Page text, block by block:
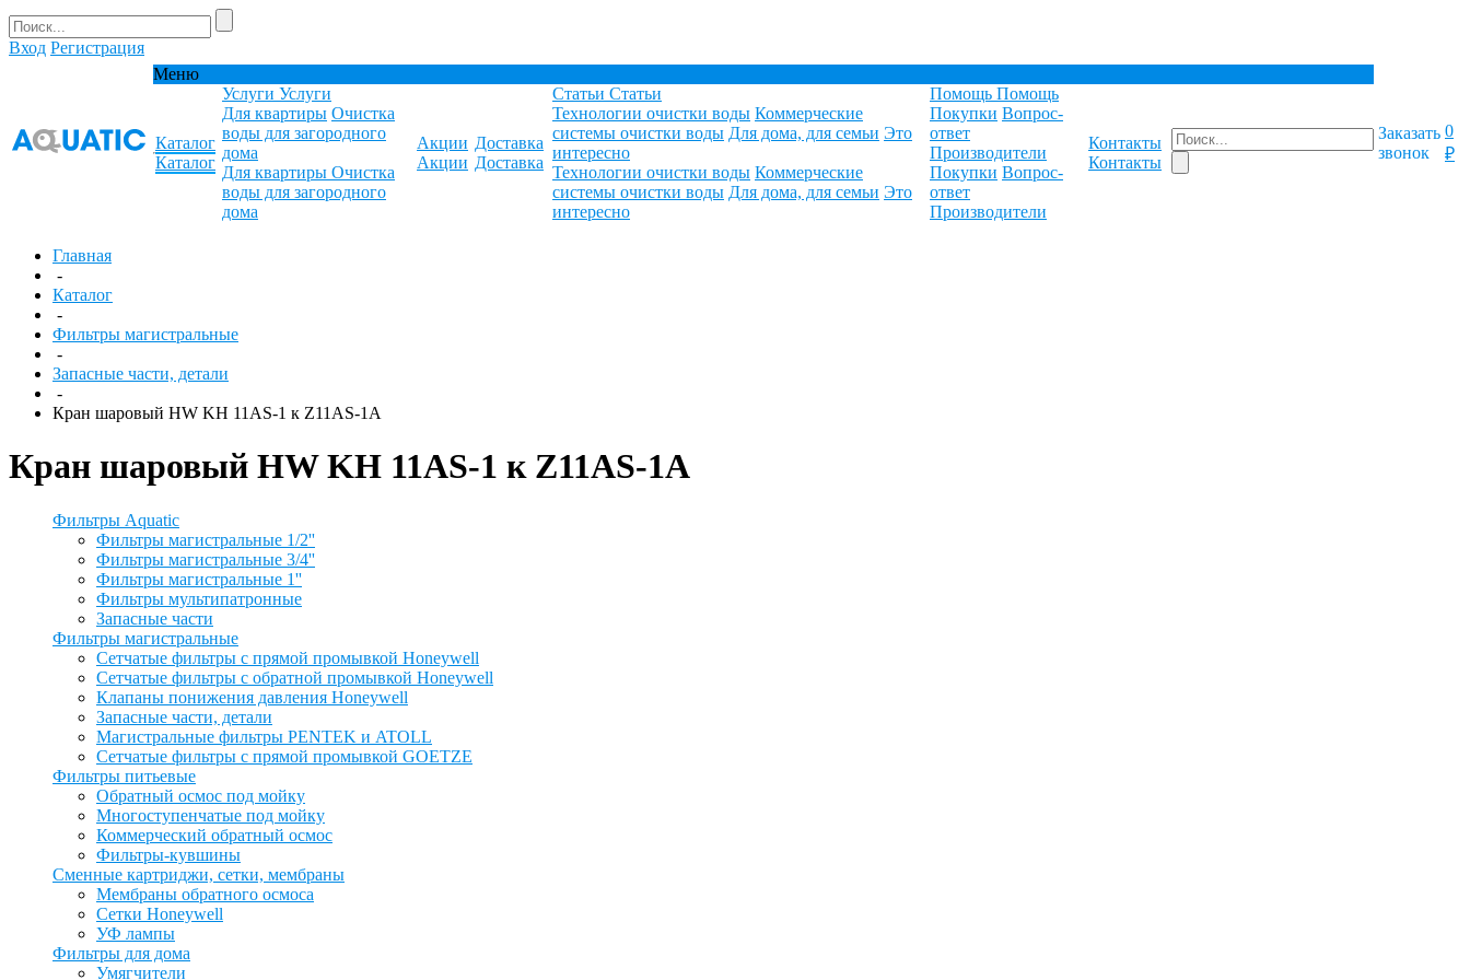
Вход Регистрация
Меню
Каталог
Каталог
Услуги Услуги
Для квартиры Очистка
воды для загородного
дома
Для квартиры Очистка
воды для загородного
дома
Акции
Акции
Доставка
Доставка
Статьи Статьи
Технологии очистки воды Коммерческие
системы очистки воды Для дома, для семьи Это
интересно
Технологии очистки воды Коммерческие
системы очистки воды Для дома, для семьи Это
интересно
Помощь Помощь
Покупки Вопрос-
ответ
Производители
Покупки Вопрос-
ответ
Производители
Контакты
Контакты
Заказать
звонок
0
₽
Главная
-
Каталог
-
Фильтры магистральные
-
Запасные части, детали
-
Кран шаровый HW KH 11AS-1 к Z11AS-1A
Кран шаровый HW KH 11AS-1 к Z11AS-1A
Фильтры Aquatic
Фильтры магистральные 1/2''
Фильтры магистральные 3/4''
Фильтры магистральные 1''
Фильтры мультипатронные
Запасные части
Фильтры магистральные
Сетчатые фильтры с прямой промывкой Honeywell
Сетчатые фильтры с обратной промывкой Honeywell
Клапаны понижения давления Honeywell
Запасные части, детали
Магистральные фильтры PENTEK и ATOLL
Сетчатые фильтры с прямой промывкой GOETZE
Фильтры питьевые
Обратный осмос под мойку
Многоступенчатые под мойку
Коммерческий обратный осмос
Фильтры-кувшины
Сменные картриджи, сетки, мембраны
Мембраны обратного осмоса
Сетки Honeywell
УФ лампы
Фильтры для дома
Умягчители